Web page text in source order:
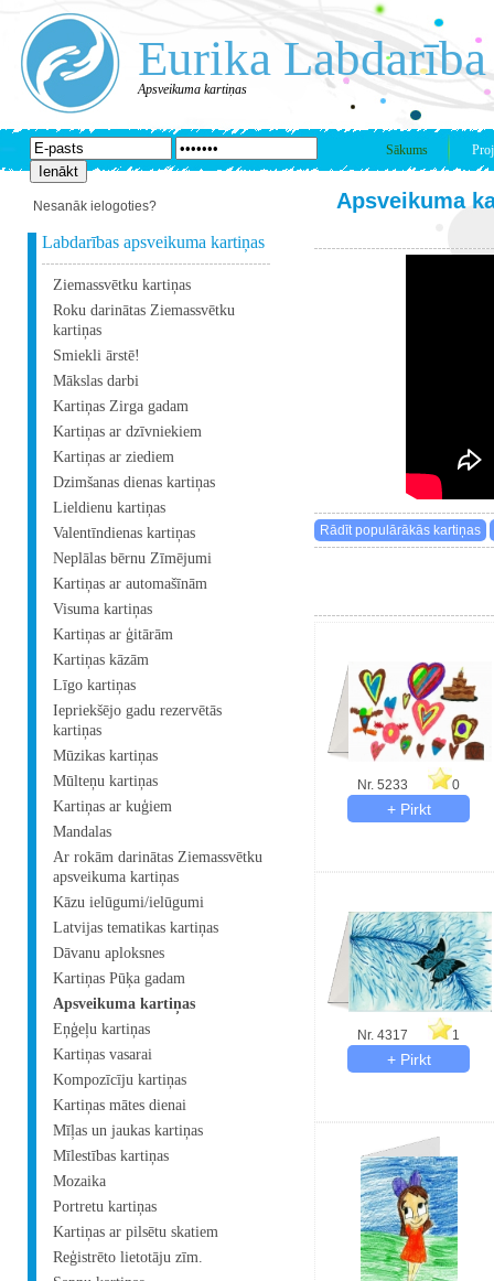
Eurika Labdarība
Apsveikuma kartiņas
Sākums
Nesanāk ielogoties?
Labdarības apsveikuma kartiņas
Ziemassvētku kartiņas
Roku darinātas Ziemassvētku
kartiņas
Smiekli ārstē!
Mākslas darbi
Kartiņas Zirga gadam
Kartiņas ar dzīvniekiem
Kartiņas ar ziediem
Dzimšanas dienas kartiņas
Lieldienu kartiņas
Valentīndienas kartiņas
Neplālas bērnu Zīmējumi
Kartiņas ar automašīnām
Visuma kartiņas
Kartiņas ar ģitārām
Kartiņas kāzām
Līgo kartiņas
Iepriekšējo gadu rezervētās
kartiņas
Mūzikas kartiņas
Mūlteņu kartiņas
Kartiņas ar kuģiem
Mandalas
Ar rokām darinātas Ziemassvētku
apsveikuma kartiņas
Kāzu ielūgumi/ielūgumi
Latvijas tematikas kartiņas
Dāvanu aploksnes
Kartiņas Pūķa gadam
Apsveikuma kartiņas
Eņģeļu kartiņas
Kartiņas vasarai
Kompozīcīju kartiņas
Kartiņas mātes dienai
Mīļas un jaukas kartiņas
Mīlestības kartiņas
Mozaika
Portretu kartiņas
Kartiņas ar pilsētu skatiem
Reģistrēto lietotāju zīm.
Apsveikuma
Nr. 5233 0
Nr. 4317 1